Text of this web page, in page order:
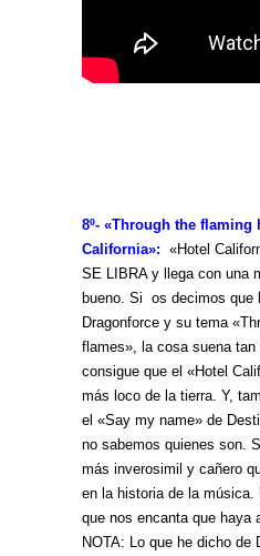
8º- «Through the flaming
California»: «Hotel
SE LIBRA y llega con una
bueno. Si os decimos que
Dragonforce y su tema
flames», la cosa suena tan
consigue que el «Hotel
más loco de la tierra. Y,
el «Say my name» de
no sabemos quienes son.
más inverosimil y cañero
en la historia de la música.
que nos encanta que haya
NOTA: Lo que he dicho de